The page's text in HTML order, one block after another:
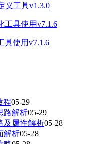
义工具v1.3.0
具使用v7.1.6
程05-29
路解析05-29
及属性解析05-28
解析05-28